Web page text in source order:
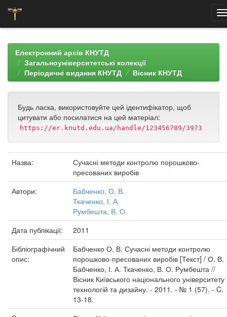
navigationЕлектронний архів КНУТД
Загальноуніверситетські колекції
Періодичні видання КНУТД
Вісник КНУТД
Будь ласка, використовуйте цей ідентифікатор, щоб
цитувати або посилатися на цей матеріал:
https://er.knutd.edu.ua/handle/123456789/3973
Назва:
Сучасні методи контролю порошково-
пресованих виробів
Автори:
Бабченко, О. В.
Ткаченко, І. А.
Румбешта, В. О.
Дата публікації:
2011
Бібліографічний
опис:
Бабченко О. В. Сучасні методи контролю
порошково-пресованих виробів [Текст] / О. В.
Бабченко, І. А. Ткаченко, В. О. Румбешта //
Вісник Київського національного університету
технологій та дизайну. - 2011. - № 1 (57). - C.
13-18.